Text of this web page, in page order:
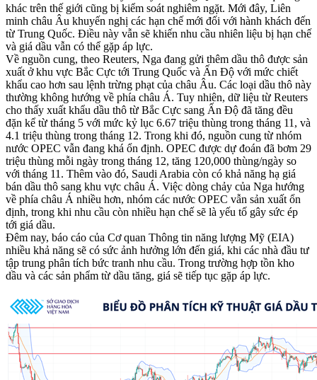
khác trên thế giới cũng bị kiểm soát nghiêm ngặt. Mới đây, Liên
minh châu Âu khuyến nghị các hạn chế mới đối với hành khách đến
từ Trung Quốc. Điều này vẫn sẽ khiến nhu cầu nhiên liệu bị hạn chế
và giá dầu vẫn có thể gặp áp lực.
Về nguồn cung, theo Reuters, Nga đang gửi thêm dầu thô được sản
xuất ở khu vực Bắc Cực tới Trung Quốc và Ấn Độ với mức chiết
khẩu cao hơn sau lệnh trừng phạt của châu Âu. Các loại dầu thô này
thường không hướng về phía châu Á. Tuy nhiên, dữ liệu từ Reuters
cho thấy xuất khẩu dầu thô từ Bắc Cực sang Ấn Độ đã tăng đều
đặn kể từ tháng 5 với mức kỷ lục 6.67 triệu thùng trong tháng 11, và
4.1 triệu thùng trong tháng 12. Trong khi đó, nguồn cung từ nhóm
nước OPEC vẫn đang khá ổn định. OPEC được dự đoán đã bơm 29
triệu thùng mỗi ngày trong tháng 12, tăng 120,000 thùng/ngày so
với tháng 11. Thêm vào đó, Saudi Arabia còn có khả năng hạ giá
bán dầu thô sang khu vực châu Á. Việc dòng chảy của Nga hướng
về phía châu Á nhiều hơn, nhóm các nước OPEC vẫn sản xuất ổn
định, trong khi nhu cầu còn nhiều hạn chế sẽ là yếu tố gây sức ép
tới giá dầu.
Đêm nay, báo cáo của Cơ quan Thông tin năng lượng Mỹ (EIA)
nhiều khả năng sẽ có sức ảnh hưởng lớn đến giá, khi các nhà đầu tư
tập trung phân tích bức tranh nhu cầu. Trong trường hợp tồn kho
dầu và các sản phẩm từ dầu tăng, giá sẽ tiếp tục gặp áp lực.